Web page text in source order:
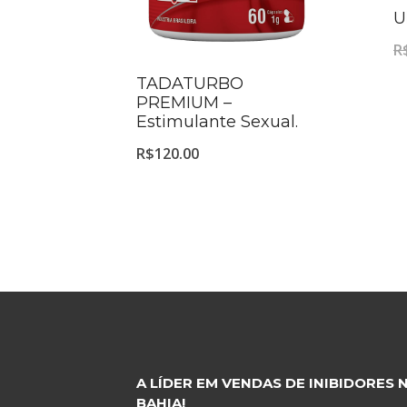
TADATURBO
PREMIUM –
Estimulante Sexual.
R$120.00
A LÍDER EM VENDAS DE INIBIDORES
BAHIA!